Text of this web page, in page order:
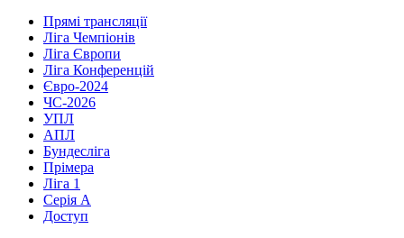
Прямі трансляції
Ліга Чемпіонів
Ліга Європи
Ліга Конференцій
Євро-2024
ЧС-2026
УПЛ
АПЛ
Бундесліга
Прімера
Ліга 1
Серія А
Доступ